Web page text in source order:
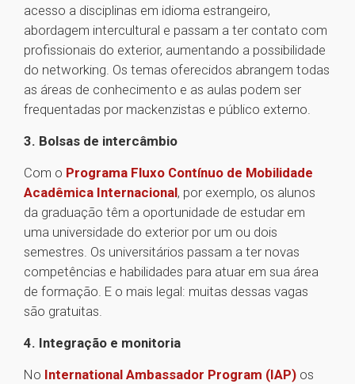
acesso a disciplinas em idioma estrangeiro,
abordagem intercultural e passam a ter contato com
profissionais do exterior, aumentando a possibilidade
do networking. Os temas oferecidos abrangem todas
as áreas de conhecimento e as aulas podem ser
frequentadas por mackenzistas e público externo.
3. Bolsas de intercâmbio
Com o Programa Fluxo Contínuo de Mobilidade
Acadêmica Internacional, por exemplo, os alunos
da graduação têm a oportunidade de estudar em
uma universidade do exterior por um ou dois
semestres. Os universitários passam a ter novas
competências e habilidades para atuar em sua área
de formação. E o mais legal: muitas dessas vagas
são gratuitas.
4. Integração e monitoria
No International Ambassador Program (IAP) os